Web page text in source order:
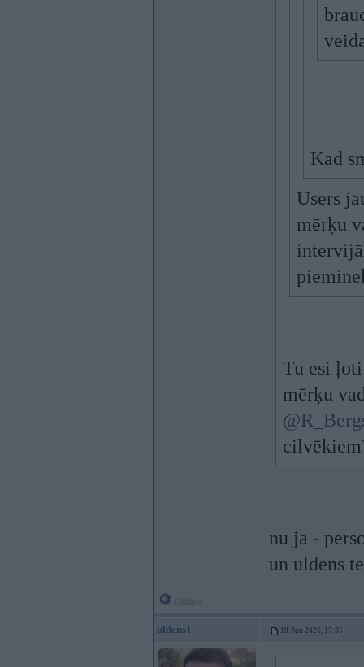
Kad
Users
mērķu
Tu esi
mērķu
nu ja -
un uldens
uldens1 18. Jun 2026, 17:35